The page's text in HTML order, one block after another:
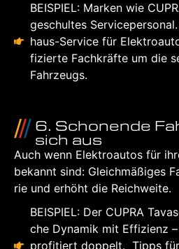
BEI­SPIEL: Mar­ken wie
geschul­tes
haus-Ser­vice für
fi­zier­te Fach­kräf­te um die
Fahr­zeugs.
6. Scho­nen­de
sich aus
Auch wenn Elek­tro­au­tos für
bekannt sind: Gleich­mä­ßi­ges
rie und erhöht die Reich­wei­te.
BEI­SPIEL: Der CUP­RA
che Dyna­mik mit Effi­zi­enz
pro­fi­tiert dop­pelt. Tipps für